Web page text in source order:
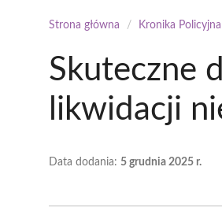
Strona główna / Kronika Policyjna
Skuteczne
likwidacji
Data dodania: 5 grudnia 2025 r.